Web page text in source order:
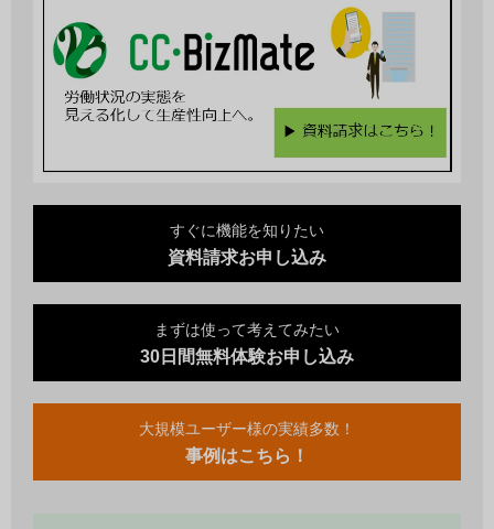
すぐに機能を知りたい
資料請求お申し込み
まずは使って考えてみたい
30日間無料体験お申し込み
大規模ユーザー様の実績多数！
事例はこちら！